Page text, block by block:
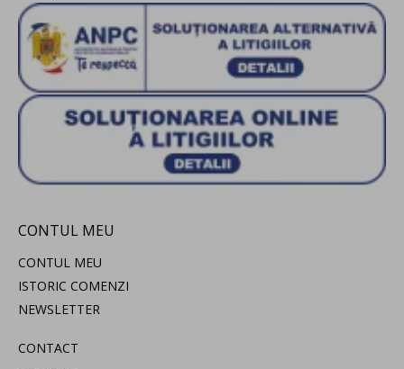
CONTUL MEU
CONTUL MEU
ISTORIC COMENZI
NEWSLETTER
CONTACT